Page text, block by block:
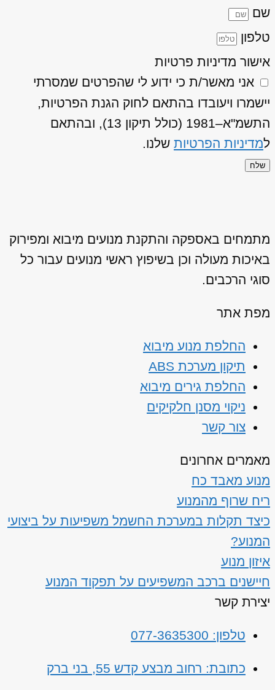
שם
טלפון
אישור מדיניות פרטיות
אני מאשר/ת כי ידוע לי שהפרטים שמסרתי
יישמרו ויעובדו בהתאם לחוק הגנת הפרטיות,
התשמ"א–1981 (כולל תיקון 13), ובהתאם
למדיניות הפרטיות שלנו.
שלח
מתמחים באספקה והתקנת מנועים מיבוא ומפירוק
באיכות מעולה וכן בשיפוץ ראשי מנועים עבור כל
סוגי הרכבים.
מפת אתר
החלפת מנוע מיבוא
תיקון מערכת ABS
החלפת גירים מיבוא
ניקוי מסנן חלקיקים
צור קשר
מאמרים אחרונים
מנוע מאבד כח
ריח שרוף מהמנוע
כיצד תקלות במערכת החשמל משפיעות על ביצועי
המנוע?
איזון מנוע
חיישנים ברכב המשפיעים על תפקוד המנוע
יצירת קשר
טלפון: 077-3635300
כתובת: רחוב מבצע קדש 55, בני ברק